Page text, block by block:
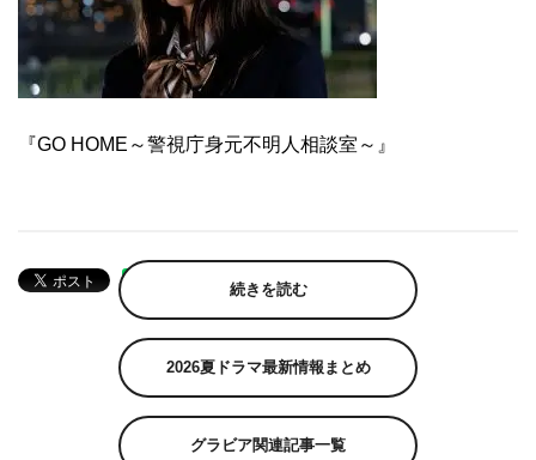
『GO HOME～警視庁身元不明人相談室～』
続きを読む
2026夏ドラマ最新情報まとめ
グラビア関連記事一覧